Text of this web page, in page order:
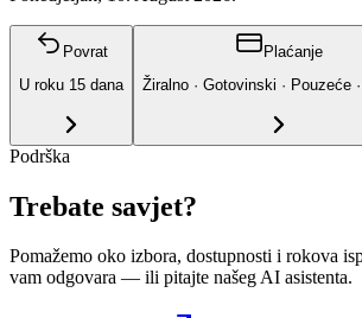
Povrat
U roku 15 dana
Plaćanje
Žiralno · Gotovinski · Pouzeće
Podrška
Trebate savjet?
Pomažemo oko izbora, dostupnosti i rokova
vam odgovara — ili pitajte našeg AI asistenta.